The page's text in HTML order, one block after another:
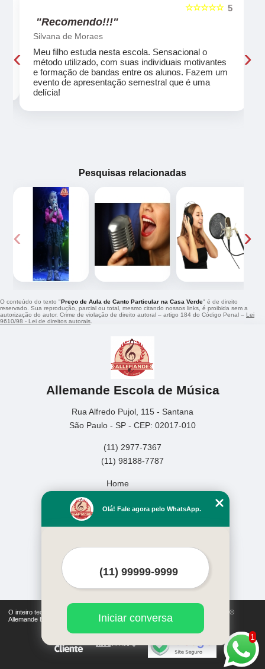
5
☆☆☆☆☆
"Recomendo!!!"
Silvana de Moraes
Meu filho estuda nesta escola. Sensacional o
método utilizado, com suas individuais motivantes
e formação de bandas entre os alunos. Fazem um
evento de apresentação semestral que é uma
delícia!
‹ ›
Pesquisas relacionadas
‹ ›
O conteúdo do texto "Preço de Aula de Canto Particular na Casa Verde" é de direito
reservado. Sua reprodução, parcial ou total, mesmo citando nossos links, é proibida sem a
autorização do autor. Crime de violação de direito autoral – artigo 184 do Código Penal – Lei
9610/98 - Lei de direitos autorais
Allemande Escola de Música
Rua Alfredo Pujol, 115 - Santana
São Paulo - SP - CEP: 02017-010
(11) 2977-7367
(11) 98188-7787
Home
Missão
O inteiro teor deste site está sujeito à proteção de direitos autorais. Copyright©
Allemande Escola de Música (Lei 9610 de 19/02/1998)
1
Olá! Fale agora pelo WhatsApp.
Iniciar conversa